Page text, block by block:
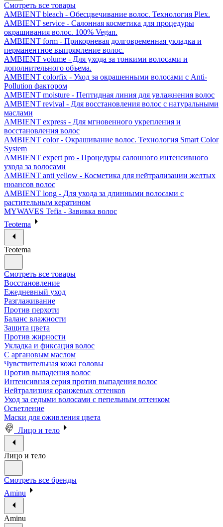
Смотреть все товары
AMBIENT bleach - Обесцвечивание волос. Технология Plex.
AMBIENT service - Салонная косметика для процедуры
окрашивания волос. 100% Vegan.
AMBIENT form - Прикорневая долговременная укладка и
перманентное выпрямление волос.
AMBIENT volume - Для ухода за тонкими волосами и
дополнительного объема.
AMBIENT colorfix - Уход за окрашенными волосами с Anti-
Pollution фактором
AMBIENT moisture - Пептидная линия для увлажнения волос
AMBIENT revival - Для восстановления волос с натуральными
маслами
AMBIENT express - Для мгновенного укрепления и
восстановления волос
AMBIENT color - Окрашивание волос. Технология Smart Color
System
AMBIENT expert pro - Процедуры салонного интенсивного
ухода за волосами
AMBIENT anti yellow - Косметика для нейтрализации желтых
нюансов волос
AMBIENT long - Для ухода за длинными волосами с
растительным кератином
MYWAVES Tefia - Завивка волос
Teotema
Teotema
Смотреть все товары
Восстановление
Ежедневный уход
Разглаживание
Против перхоти
Баланс влажности
Защита цвета
Против жирности
Укладка и фиксация волос
С аргановым маслом
Чувствительная кожа головы
Против выпадения волос
Интенсивная серия против выпадения волос
Нейтрализция оранжевых оттенков
Уход за седыми волосами с пепельным оттенком
Осветление
Маски для оживления цвета
Лицо и тело
Лицо и тело
Смотреть все бренды
Aminu
Aminu